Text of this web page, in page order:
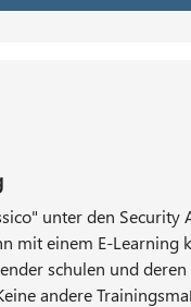
unter den Security
mit einem E-Learning
schulen und
andere